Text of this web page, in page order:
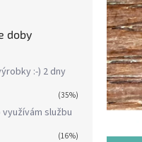
doby
:-) 2 dny
(35%)
službu
(16%)